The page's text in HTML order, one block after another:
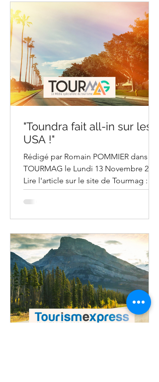
"Toundra fait all-in sur les
USA !"
Rédigé par Romain POMMIER dans
TOURMAG le Lundi 13 Novembre 2023
Lire l'article sur le site de Tourmag :
"Toundra fait all-in sur les USA !"